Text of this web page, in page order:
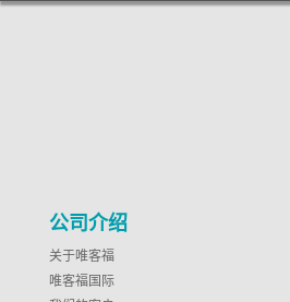
公司介绍
关于唯客福
唯客福国际